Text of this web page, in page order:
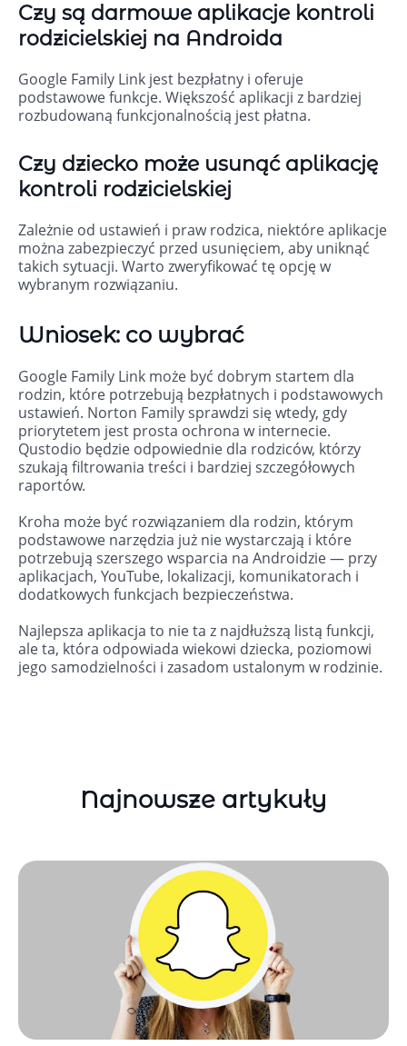
Czy są darmowe aplikacje kontroli
rodzicielskiej na Androida
Google Family Link jest bezpłatny i oferuje
podstawowe funkcje. Większość aplikacji z bardziej
rozbudowaną funkcjonalnością jest płatna.
Czy dziecko może usunąć aplikację
kontroli rodzicielskiej
Zależnie od ustawień i praw rodzica, niektóre aplikacje
można zabezpieczyć przed usunięciem, aby uniknąć
takich sytuacji. Warto zweryfikować tę opcję w
wybranym rozwiązaniu.
Wniosek: co wybrać
Google Family Link może być dobrym startem dla
rodzin, które potrzebują bezpłatnych i podstawowych
ustawień. Norton Family sprawdzi się wtedy, gdy
priorytetem jest prosta ochrona w internecie.
Qustodio będzie odpowiednie dla rodziców, którzy
szukają filtrowania treści i bardziej szczegółowych
raportów.
Kroha może być rozwiązaniem dla rodzin, którym
podstawowe narzędzia już nie wystarczają i które
potrzebują szerszego wsparcia na Androidzie — przy
aplikacjach, YouTube, lokalizacji, komunikatorach i
dodatkowych funkcjach bezpieczeństwa.
Najlepsza aplikacja to nie ta z najdłuższą listą funkcji,
ale ta, która odpowiada wiekowi dziecka, poziomowi
jego samodzielności i zasadom ustalonym w rodzinie.
Najnowsze artykuły